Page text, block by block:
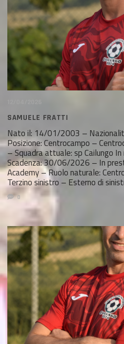
SAMUELE FRATTI
Nato il: 14/01/2003 –
Posizione: Centrocampo –
– Squadra attuale: sp Cailungo
Scadenza: 30/06/2026 – In
Academy – Ruolo naturale:
Terzino sinistro – Esterno di
0